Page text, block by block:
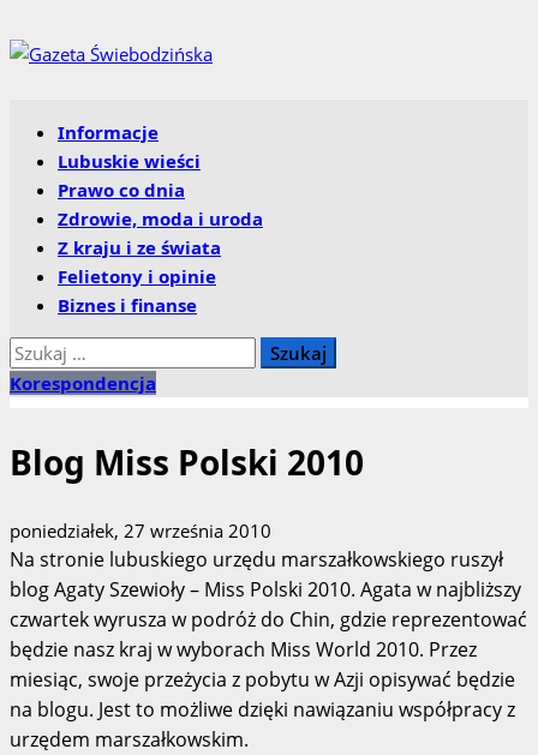
do
Menu
główne
Informacje
Lubuskie wieści
Prawo co dnia
Zdrowie, moda i uroda
Z kraju i ze świata
Felietony i opinie
Biznes i finanse
Szukaj:
Korespondencja
Blog Miss Polski 2010
poniedziałek, 27 września 2010
Na stronie lubuskiego urzędu marszałkowskiego ruszył
blog Agaty Szewioły – Miss Polski 2010. Agata w najbliższy
czwartek wyrusza w podróż do Chin, gdzie reprezentować
będzie nasz kraj w wyborach Miss World 2010. Przez
miesiąc, swoje przeżycia z pobytu w Azji opisywać będzie
na blogu. Jest to możliwe dzięki nawiązaniu współpracy z
urzędem marszałkowskim.